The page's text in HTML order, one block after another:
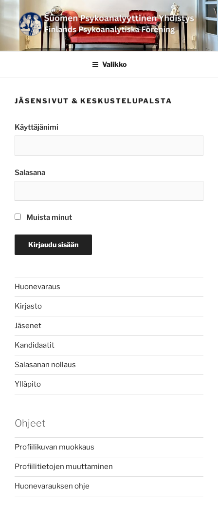
sisältöön
SUOMEN
PSYKOANALYYTTINEN
PSYKOANALYTISKA
Valikko
JÄSENSIVUT & KESKUSTELUPALSTA
Käyttäjänimi
Salasana
Muista minut
Huonevaraus
Kirjasto
Jäsenet
Kandidaatit
Salasanan nollaus
Ylläpito
Ohjeet
Profiilikuvan muokkaus
Profiilitietojen muuttaminen
Huonevarauksen ohje